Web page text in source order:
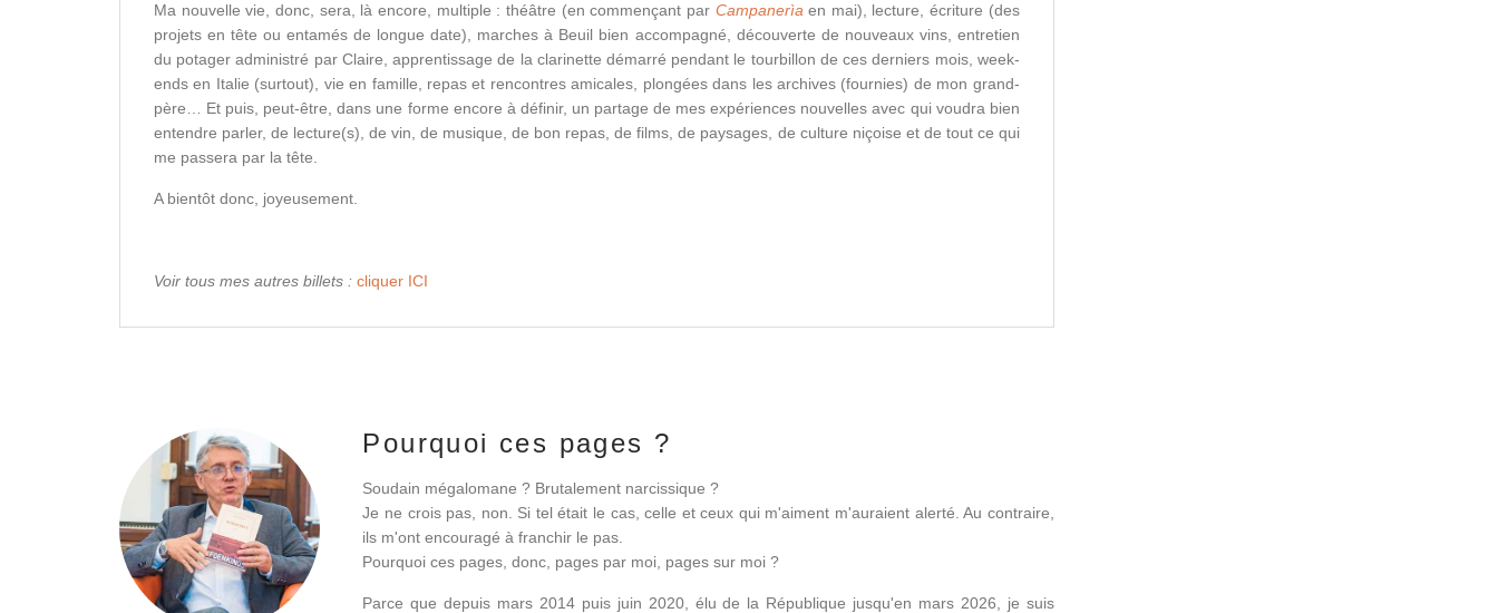
Ma nouvelle vie, donc, sera, là encore, multiple : théâtre (en commençant par Campanerìa en mai), lecture, écriture (des
projets en tête ou entamés de longue date), marches à Beuil bien accompagné, découverte de nouveaux vins, entretien
du potager administré par Claire, apprentissage de la clarinette démarré pendant le tourbillon de ces derniers mois, week-
ends en Italie (surtout), vie en famille, repas et rencontres amicales, plongées dans les archives (fournies) de mon grand-
père… Et puis, peut-être, dans une forme encore à définir, un partage de mes expériences nouvelles avec qui voudra bien
entendre parler, de lecture(s), de vin, de musique, de bon repas, de films, de paysages, de culture niçoise et de tout ce qui
me passera par la tête.
A bientôt donc, joyeusement.
Voir tous mes autres billets : cliquer ICI
Pourquoi ces pages ?
Soudain mégalomane ? Brutalement narcissique ?
Je ne crois pas, non. Si tel était le cas, celle et ceux qui m'aiment m'auraient alerté. Au contraire,
ils m'ont encouragé à franchir le pas.
Pourquoi ces pages, donc, pages par moi, pages sur moi ?
Parce que depuis mars 2014 puis juin 2020, élu de la République jusqu'en mars 2026, je suis